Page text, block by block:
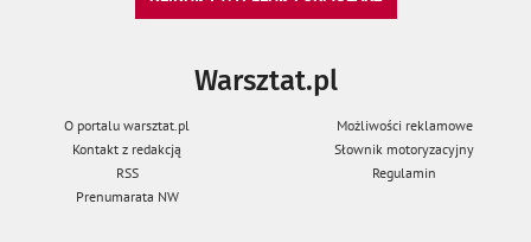
Warsztat.pl
O portalu warsztat.pl
Możliwości reklamowe
Kontakt z redakcją
Słownik motoryzacyjny
RSS
Regulamin
Prenumarata NW